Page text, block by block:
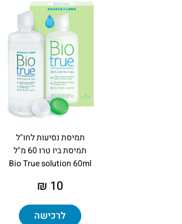
תמיסת נסיעות לחו"ל
תמיסת ביו טרו 60 מ"ל
Bio True solution 60ml
10 ₪
לרכישה